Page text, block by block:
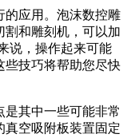
的应用。泡沫数控雕
割和雕刻机，可以加
说，操作起来可能
些技巧将帮助您尽快
是其中一些可能非常
真空吸附板装置固定